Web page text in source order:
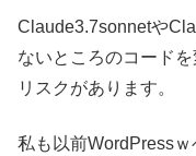
Claude3.7sonnetや
ないところのコード
リスクがあります。
私も以前WordPress